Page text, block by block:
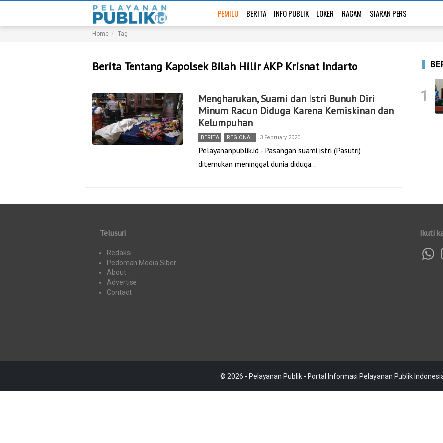
PEMILU BERITA INFO PUBLIK LOKER RAGAM SIARAN PERS
Home Tag
Berita Tentang Kapolsek Bilah Hilir AKP Krisnat Indarto
Mengharukan, Suami dan Istri Bunuh Diri
Minum Racun Diduga Karena Kemiskinan dan
Kelumpuhan
BERITA , REGIONAL 3 February 2020
Pelayananpublik.id - Pasangan suami istri (Pasutri)
ditemukan meninggal dunia diduga…
1
Telusuri
Redaksi
Pedoman Media Siber
About
Advertise
Contact
Ikuti
© 2026 - Pelayanan Publik - Portal Informasi Pelayanan Publik